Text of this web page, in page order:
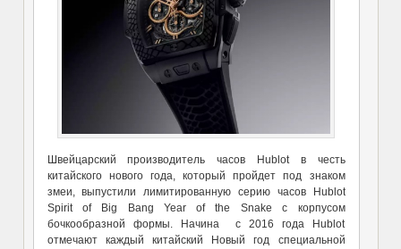
Швейцарский производитель часов Hublot в честь
китайского нового года, который пройдет под знаком
змеи, выпустили лимитированную серию часов Hublot
Spirit of Big Bang Year of the Snake с корпусом
бочкообразной формы. Начина с 2016 года Hublot
отмечают каждый китайский Новый год специальной